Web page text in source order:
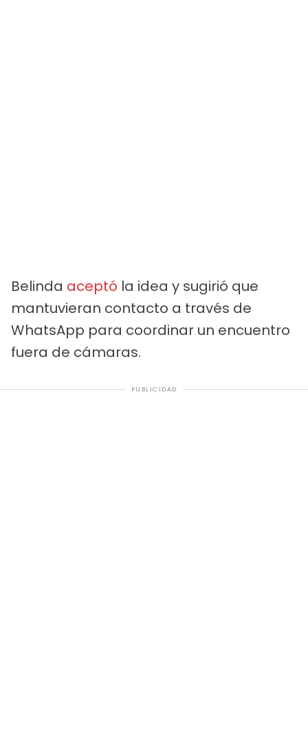
Belinda aceptó la idea y sugirió que
mantuvieran contacto a través de
WhatsApp para coordinar un encuentro
fuera de cámaras.
PUBLICIDAD